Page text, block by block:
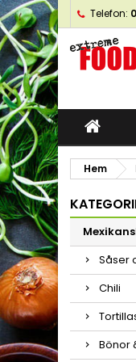
Telefon:
Hem
Såser
Chili
Bönor